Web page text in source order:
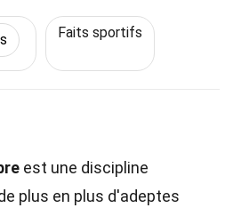
Faits sportifs
est une discipline
plus en plus d'adeptes